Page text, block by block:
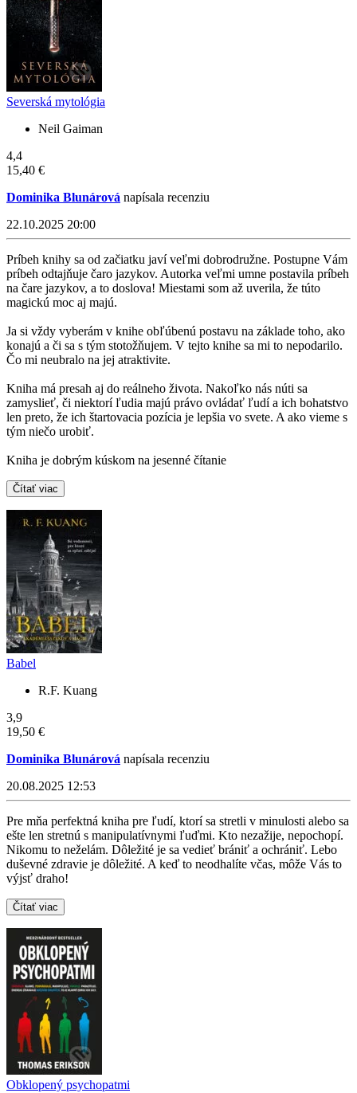
Severská mytológia
Neil Gaiman
4,4
15,40 €
Dominika Blunárová napísala recenziu
22.10.2025 20:00
Príbeh knihy sa od začiatku javí veľmi dobrodružne. Postupne Vám
príbeh odtajňuje čaro jazykov. Autorka veľmi umne postavila príbeh
na čare jazykov, a to doslova! Miestami som až uverila, že túto
magickú moc aj majú.
Ja si vždy vyberám v knihe obľúbenú postavu na základe toho, ako
konajú a či sa s tým stotožňujem. V tejto knihe sa mi to nepodarilo.
Čo mi neubralo na jej atraktivite.
Kniha má presah aj do reálneho života. Nakoľko nás núti sa
zamyslieť, či niektorí ľudia majú právo ovládať ľudí a ich bohatstvo
len preto, že ich štartovacia pozícia je lepšia vo svete. A ako vieme s
tým niečo urobiť.
Kniha je dobrým kúskom na jesenné čítanie
Čítať viac
Babel
R.F. Kuang
3,9
19,50 €
Dominika Blunárová napísala recenziu
20.08.2025 12:53
Pre mňa perfektná kniha pre ľudí, ktorí sa stretli v minulosti alebo sa
ešte len stretnú s manipulatívnymi ľuďmi. Kto nezažije, nepochopí.
Nikomu to neželám. Dôležité je sa vedieť brániť a ochrániť. Lebo
duševné zdravie je dôležité. A keď to neodhalíte včas, môže Vás to
výjsť draho!
Čítať viac
Obklopený psychopatmi